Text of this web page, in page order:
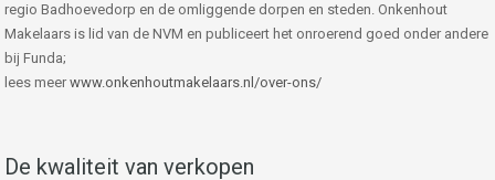
regio Badhoevedorp en de omliggende dorpen en steden. Onkenhout
Makelaars is lid van de NVM en publiceert het onroerend goed onder andere
bij Funda;
lees meer www.onkenhoutmakelaars.nl/over-ons/
De kwaliteit van verkopen